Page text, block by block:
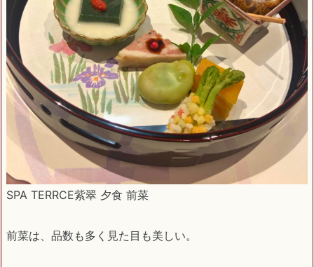
SPA TERRCE紫翠 夕食 前菜
前菜は、品数も多く見た目も美しい。